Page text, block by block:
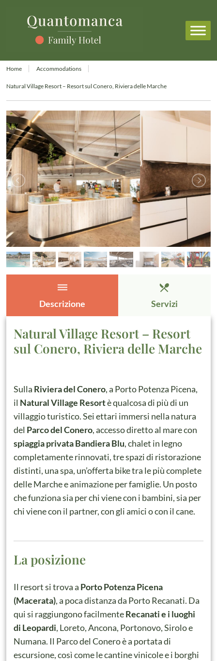
Home Accommodations
Natural Village Resort – Resort sul Conero, Riviera delle Marche
dehaze
Descrizione
restaurant_menu
Servizi
Natural Village Resort – Resort
sul Conero, Riviera delle Marche
Sulla Riviera del Conero, a Porto Potenza Picena,
il Natural Village Resortè qualcosa di più di un
villaggio turistico. Sei ettari immersi nella natura
del Parco del Conero, accesso diretto al mare con
spiaggia privata Bandiera Blu, chalet in legno
completamente rinnovati, tre spazi di ristorazione
distinti, una spa, un’offerta bike tra le più complete
delle Marche e animazione per famiglie. Un posto
che funziona sia per chi viene con i bambini, sia per
chi viene con il partner, con gli amici o con il cane.
La posizione
Il resort si trova a Porto Potenza Picena
(Macerata), a poca distanza da Porto Recanati. Da
qui si raggiungono facilmenteRecanati e i luoghi
di Leopardi, Loreto, Ancona, Portonovo, Sirolo e
Numana. Il Parco del Conero è a portata di
escursione, così come le cantine vinicole e i borghi